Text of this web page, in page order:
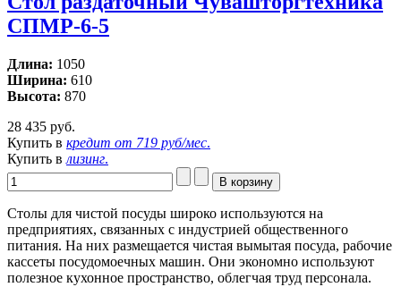
СПМР-6-5
Длина: 1050
Ширина: 610
Высота: 870
28 435 руб.
Купить в кредит от 719 руб/мес.
Купить в лизинг.
Столы для чистой посуды широко используются на
предприятиях, связанных с индустрией общественного
питания. На них размещается чистая вымытая посуда, рабочие
кассеты посудомоечных машин. Они экономно используют
полезное кухонное пространство, облегчая труд персонала.